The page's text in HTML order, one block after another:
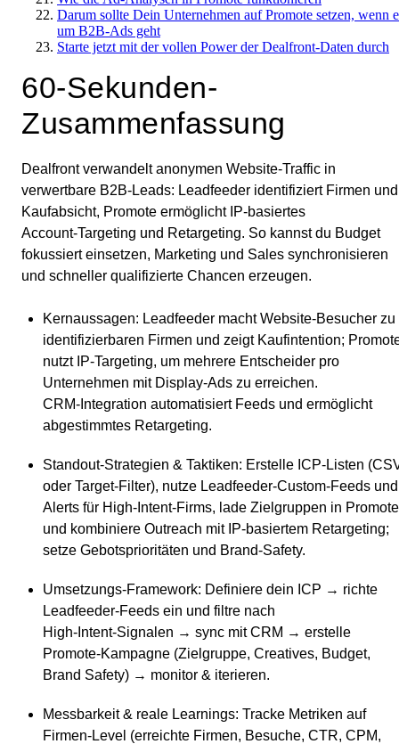
Darum sollte Dein Unternehmen auf Promote setzen, wenn
um B2B-Ads geht
Starte jetzt mit der vollen Power der Dealfront-Daten durch
60-Sekunden-
Zusammenfassung
Dealfront verwandelt anonymen Website‑Traffic in
verwertbare B2B‑Leads: Leadfeeder identifiziert Firmen und
Kaufabsicht, Promote ermöglicht IP‑basiertes
Account‑Targeting und Retargeting. So kannst du Budget
fokussiert einsetzen, Marketing und Sales synchronisieren
und schneller qualifizierte Chancen erzeugen.
Kernaussagen: Leadfeeder macht Website‑Besucher zu
identifizierbaren Firmen und zeigt Kaufintention;
nutzt IP‑Targeting, um mehrere Entscheider pro
Unternehmen mit Display‑Ads zu erreichen.
CRM‑Integration automatisiert Feeds und ermöglicht
abgestimmtes Retargeting.
Standout‑Strategien & Taktiken: Erstelle ICP‑Listen
oder Target‑Filter), nutze Leadfeeder‑Custom‑Feeds und
Alerts für High‑Intent‑Firms, lade Zielgruppen in Promote
und kombiniere Outreach mit IP‑basiertem Retargeting;
setze Gebotsprioritäten und Brand‑Safety.
Umsetzungs‑Framework: Definiere dein ICP → richte
Leadfeeder‑Feeds ein und filtre nach
High‑Intent‑Signalen → sync mit CRM → erstelle
Promote‑Kampagne (Zielgruppe, Creatives, Budget,
Brand Safety) → monitor & iterieren.
Messbarkeit & reale Learnings: Tracke Metriken auf
Firmen‑Level (erreichte Firmen, Besuche, CTR, CPM,